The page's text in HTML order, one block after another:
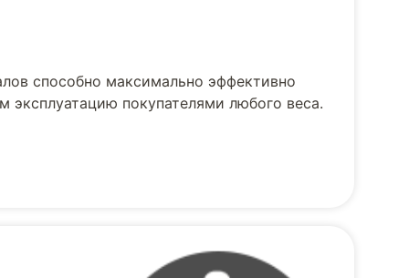
способно максимально эффективно
эксплуатацию покупателями любого веса.